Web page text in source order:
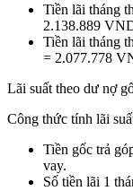
Tiền lãi tháng
2.138.889
Tiền lãi tháng
= 2.077.778
Lãi suất theo dư nợ
Công thức tính lãi
Tiền gốc trả
vay.
Số tiền lãi 1